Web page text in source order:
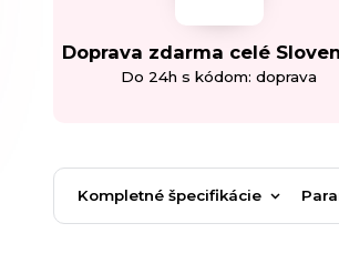
Doprava zdarma celé
Do 24h s kódom: doprava
Kompletné špecifikácie